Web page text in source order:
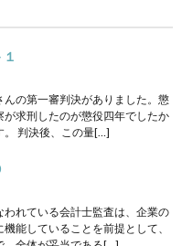
の第一審判決がありました。懲
求刑したのが懲役四年でしたか
。 判決後、この量[…]
れている会計士監査は、企業の
能していることを前提として、